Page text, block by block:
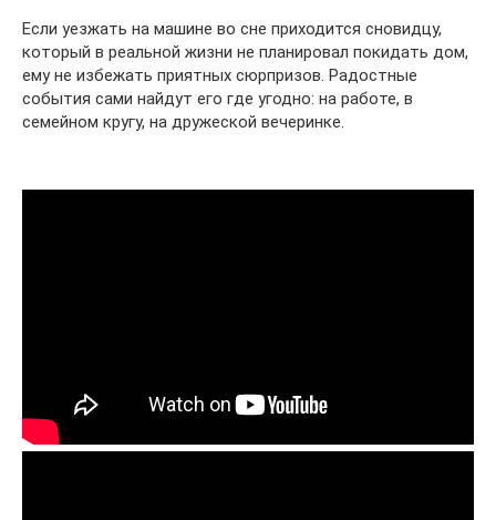
Если уезжать на машине во сне приходится сновидцу,
который в реальной жизни не планировал покидать дом,
ему не избежать приятных сюрпризов. Радостные
события сами найдут его где угодно: на работе, в
семейном кругу, на дружеской вечеринке.